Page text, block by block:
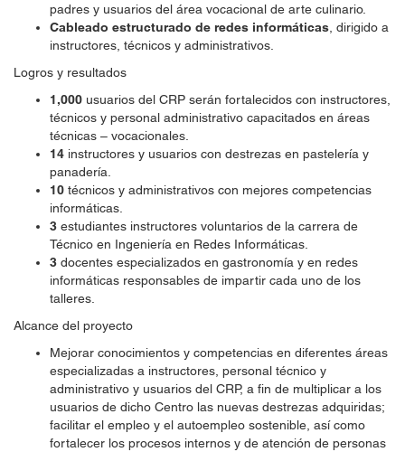
padres y usuarios del área vocacional de arte culinario.
Cableado estructurado de redes informáticas , dirigido a
instructores, técnicos y administrativos.
Logros y resultados
1,000 usuarios del CRP serán fortalecidos con instructores,
técnicos y personal administrativo capacitados en áreas
técnicas – vocacionales.
14 instructores y usuarios con destrezas en pastelería y
panadería.
10 técnicos y administrativos con mejores competencias
informáticas.
3 estudiantes instructores voluntarios de la carrera de
Técnico en Ingeniería en Redes Informáticas.
3 docentes especializados en gastronomía y en redes
informáticas responsables de impartir cada uno de los
talleres.
Alcance del proyecto
Mejorar conocimientos y competencias en diferentes áreas
especializadas a instructores, personal técnico y
administrativo y usuarios del CRP, a fin de multiplicar a los
usuarios de dicho Centro las nuevas destrezas adquiridas;
facilitar el empleo y el autoempleo sostenible, así como
fortalecer los procesos internos y de atención de personas